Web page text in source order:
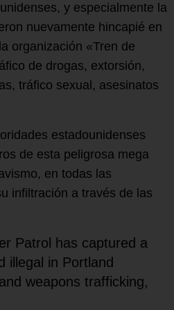
y especialmente la
nuevamente hincapié en
organización «Tren de
de drogas, extorsión,
tráfico sexual, asesinatos
estadounidenses
de esta peligrosa mega
en todas las
infiltración a través de las
Patrol has captured a
illegal in Portland
weapons trafficking,